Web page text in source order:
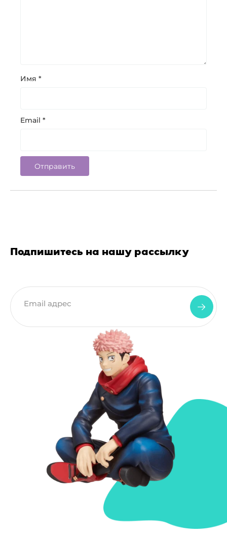
Имя *
Email *
Подпишитесь на нашу рассылку